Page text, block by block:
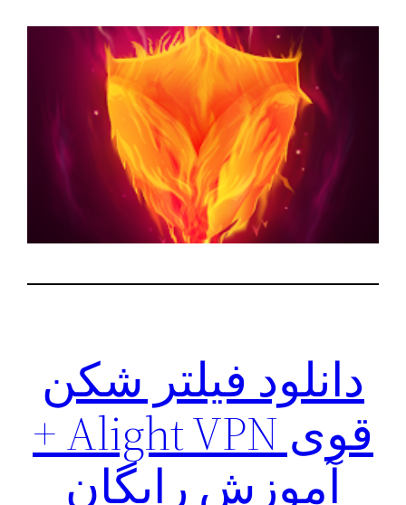
دانلود فیلتر شکن
قوی Alight VPN +
آموزش رایگان